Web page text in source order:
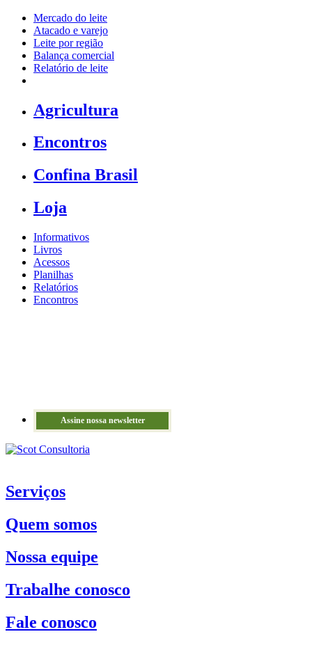
Mercado do leite
Atacado e varejo
Leite por região
Balança comercial
Relatório de leite
Agricultura
Encontros
Confina Brasil
Loja
Informativos
Livros
Acessos
Planilhas
Relatórios
Encontros
Assine nossa newsletter
Serviços
Quem somos
Nossa equipe
Trabalhe conosco
Fale conosco